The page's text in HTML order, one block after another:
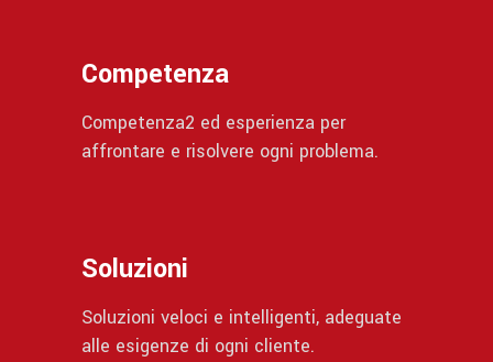
Competenza
Competenza2 ed esperienza per
affrontare e risolvere ogni problema.
Soluzioni
Soluzioni veloci e intelligenti, adeguate
alle esigenze di ogni cliente.